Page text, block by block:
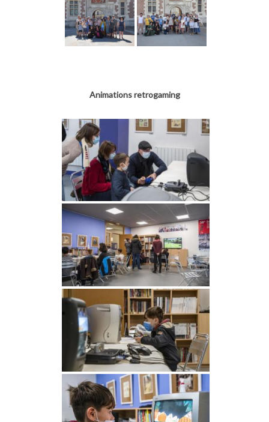
Animations retrogaming